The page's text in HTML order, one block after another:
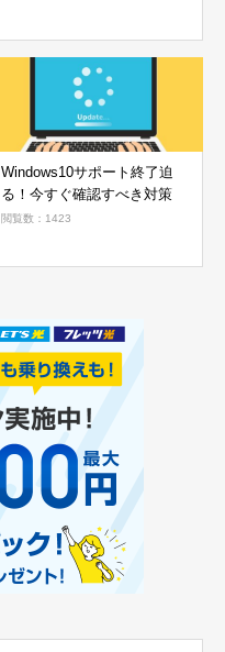
Windows10サポート終了迫
る！今すぐ確認すべき対策
閲覧数：1423